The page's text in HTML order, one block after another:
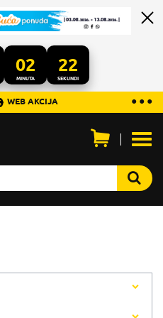
02
MINUTA
22
SEKUNDI
...
● ● ●
WEB AKCIJA